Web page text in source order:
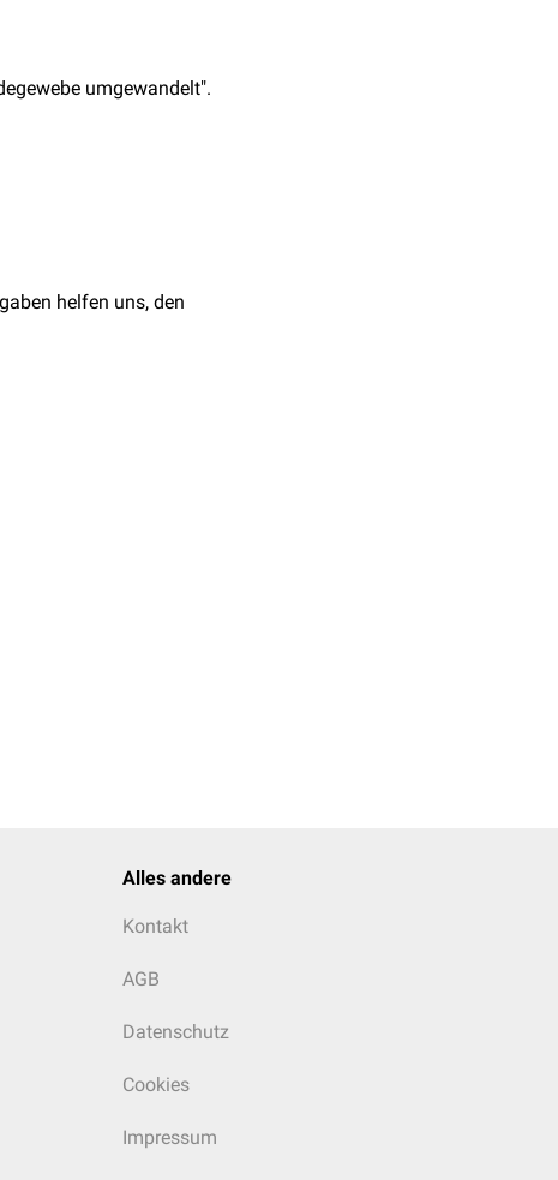
umgewandelt".
helfen uns, den
Alles andere
Kontakt
AGB
Datenschutz
Cookies
Impressum